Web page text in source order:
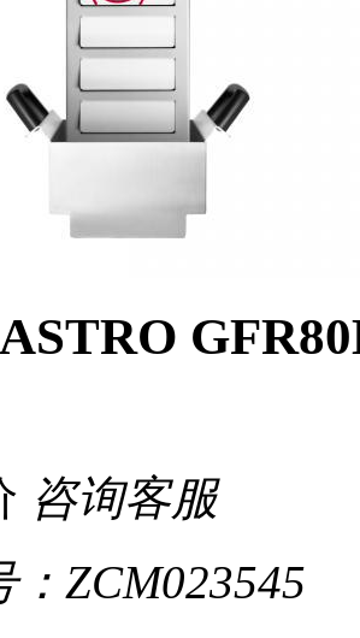
咨询客服
：ZCM023545